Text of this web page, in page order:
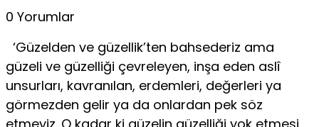
0 Yorumlar
‘Güzelden ve güzellik’ten bahsederiz ama
güzeli ve güzelliği çevreleyen, inşa eden aslî
unsurları, kav­ranılan, erdemleri, değerleri ya
görmezden gelir ya da onlardan pek söz